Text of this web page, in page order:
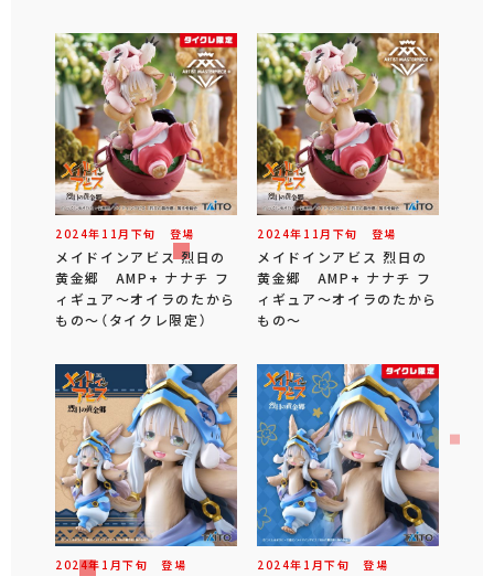
2024年 11 月 下旬 登場
メイドインアビス 烈日の
黄金郷 AMP+ ナナチ フ
ィギュア～オイラのたから
もの～（タイクレ限定）
2024年 11 月 下旬 登場
メイドインアビス 烈日の
黄金郷 AMP+ ナナチ フ
ィギュア～オイラのたから
もの～
2024年 1 月下旬 登場 2024年 1 月下旬 登場